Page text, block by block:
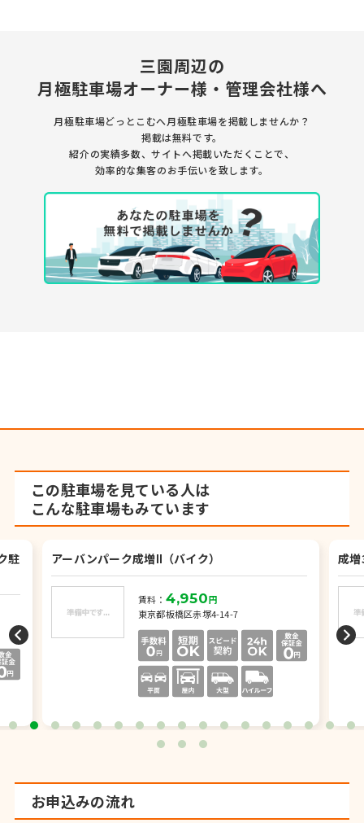
三園周辺の
月極駐車場オーナー様・管理会社様へ
月極駐車場どっとこむへ月極駐車場を掲載しませんか？
掲載は無料です。
紹介の実績多数、サイトへ掲載いただくことで、
効率的な集客のお手伝いを致します。
この駐車場を見ている人は
こんな駐車場もみています
駐 アーバンパーク成増Ⅱ（バイク）
賃料： 4,950円
東京都板橋区赤塚4-14-7
成
お申込みの流れ